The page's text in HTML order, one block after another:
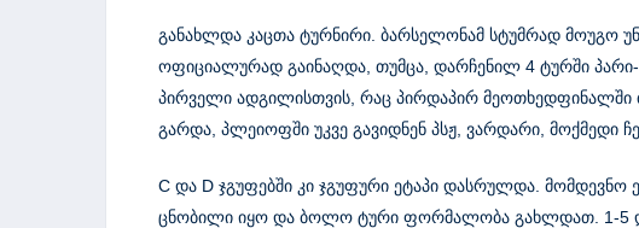
განახლდა კაცთა ტურნირი. ბარსელონამ სტუმრად მოუგო
ოფიციალურად გაინაღდა, თუმცა, დარჩენილ 4 ტურში პარი-
პირველი ადგილისთვის, რაც პირდაპირ მეოთხედფინალში
გარდა, პლეიოფში უკვე გავიდნენ პსჟ, ვარდარი, მოქმედი
C და D ჯგუფებში კი ჯგუფური ეტაპი დასრულდა. მომდევნო
ცნობილი იყო და ბოლო ტური ფორმალობა გახლდათ. 1-5